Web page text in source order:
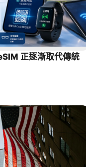
正逐漸取代傳統